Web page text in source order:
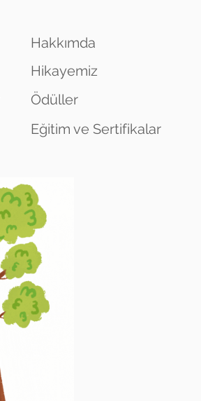
Hakkımda
Hikayemiz
Ödüller
Eğitim ve Sertifikalar